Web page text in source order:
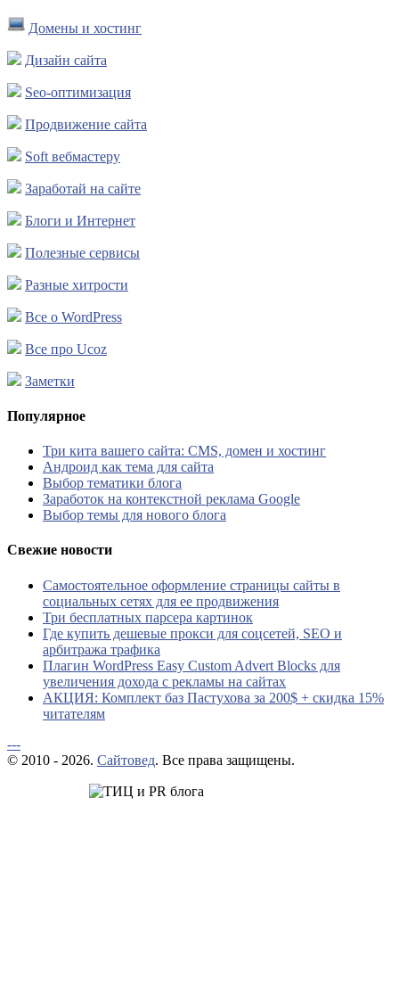
Домены и хостинг
Дизайн сайта
Seo-оптимизация
Продвижение сайта
Soft вебмастеру
Заработай на сайте
Блоги и Интернет
Полезные сервисы
Разные хитрости
Все о WordPress
Все про Ucoz
Заметки
Популярное
Три кита вашего сайта: CMS, домен и хостинг
Андроид как тема для сайта
Выбор тематики блога
Заработок на контекстной реклама Google
Выбор темы для нового блога
Свежие новости
Самостоятельное оформление страницы сайты в
социальных сетях для ее продвижения
Три бесплатных парсера картинок
Где купить дешевые прокси для соцсетей, SEO и
арбитража трафика
Плагин WordPress Easy Custom Advert Blocks для
увеличения дохода с рекламы на сайтах
АКЦИЯ: Комплект баз Пастухова за 200$ + скидка 15%
читателям
---
© 2010 - 2026. Сайтовед. Все права защищены.